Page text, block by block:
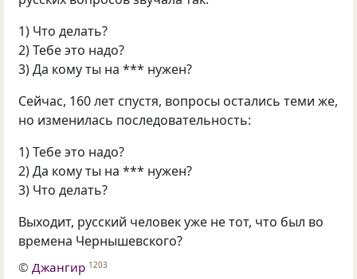
1) Что делать?
2) Тебе это надо?
3) Да кому ты на *** нужен?
Сейчас, 160 лет спустя, вопросы остались теми же,
но изменилась последовательность:
1) Тебе это надо?
2) Да кому ты на *** нужен?
3) Что делать?
Выходит, русский человек уже не тот, что был во
времена Чернышевского?
© Джангир 1203